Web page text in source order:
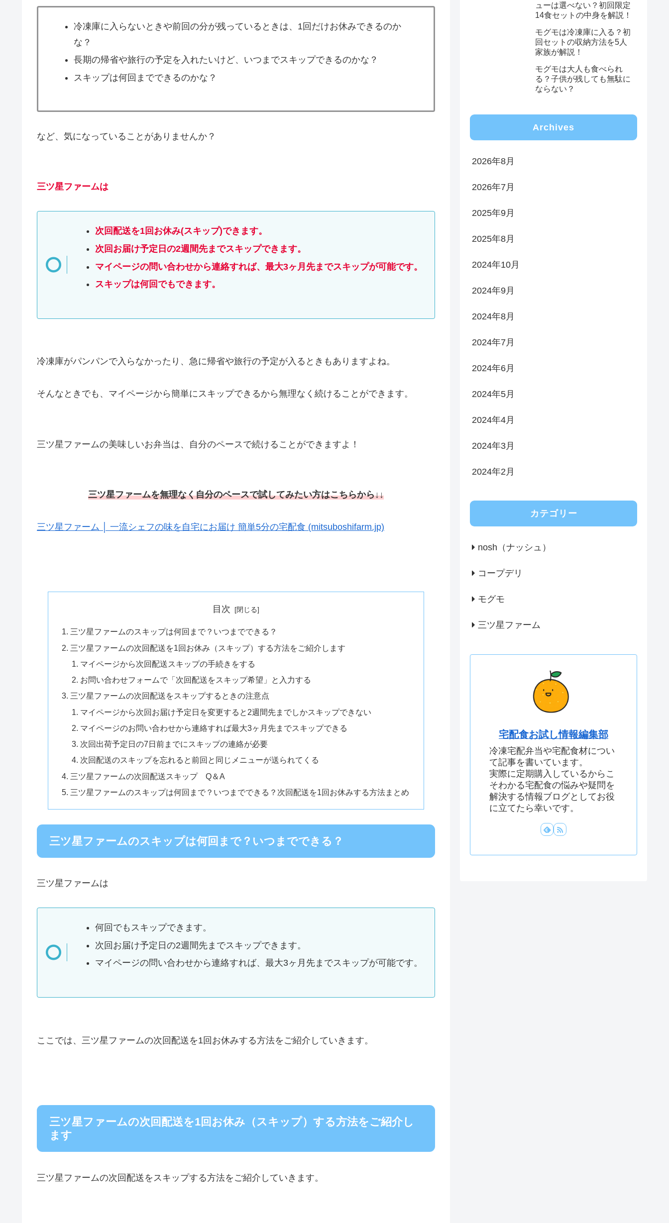
冷凍庫に入らないときや前回の分が残っているときは、1回だけお休みできるのか
な？
長期の帰省や旅行の予定を入れたいけど、いつまでスキップできるのかな？
スキップは何回までできるのかな？
など、気になっていることがありませんか？
三ツ星ファームは
次回配送を1回お休み(スキップ)できます。
次回お届け予定日の2週間先までスキップできます。
マイページの問い合わせから連絡すれば、最大3ヶ月先までスキップが可能です。
スキップは何回でもできます。
冷凍庫がパンパンで入らなかったり、急に帰省や旅行の予定が入るときもありますよね。
そんなときでも、マイページから簡単にスキップできるから無理なく続けることができます。
三ツ星ファームの美味しいお弁当は、自分のペースで続けることができますよ！
三ツ星ファームを無理なく自分のペースで試してみたい方はこちらから↓↓
三ツ星ファーム │ 一流シェフの味を自宅にお届け 簡単5分の宅配食 (mitsuboshifarm.jp)
目次
三ツ星ファームのスキップは何回まで？いつまでできる？
三ツ星ファームの次回配送を1回お休み（スキップ）する方法をご紹介します
マイページから次回配送スキップの手続きをする
お問い合わせフォームで「次回配送をスキップ希望」と入力する
三ツ星ファームの次回配送をスキップするときの注意点
マイページから次回お届け予定日を変更すると2週間先までしかスキップできない
マイページのお問い合わせから連絡すれば最大3ヶ月先までスキップできる
次回出荷予定日の7日前までにスキップの連絡が必要
次回配送のスキップを忘れると前回と同じメニューが送られてくる
三ツ星ファームの次回配送スキップ Q＆A
三ツ星ファームのスキップは何回まで？いつまでできる？次回配送を1回お休みする方法まとめ
三ツ星ファームのスキップは何回まで？いつまでできる？
三ツ星ファームは
何回でもスキップできます。
次回お届け予定日の2週間先までスキップできます。
マイページの問い合わせから連絡すれば、最大3ヶ月先までスキップが可能です。
ここでは、三ツ星ファームの次回配送を1回お休みする方法をご紹介していきます。
三ツ星ファームの次回配送を1回お休み（スキップ）する方法をご紹介し
ます
三ツ星ファームの次回配送をスキップする方法をご紹介していきます。
ューは選べない？初回限定
14食セットの中身を解説！
モグモは冷凍庫に入る？初
回セットの収納方法を5人
家族が解説！
モグモは大人も食べられ
る？子供が残しても無駄に
ならない？
Archives
2026年8月
2026年7月
2025年9月
2025年8月
2024年10月
2024年9月
2024年8月
2024年7月
2024年6月
2024年5月
2024年4月
2024年3月
2024年2月
カテゴリー
nosh（ナッシュ）
コープデリ
モグモ
三ツ星ファーム
宅配食お試し情報編集部
冷凍宅配弁当や宅配食材につい
て記事を書いています。
実際に定期購入しているからこ
そわかる宅配食の悩みや疑問を
解決する情報ブログとしてお役
に立てたら幸いです。